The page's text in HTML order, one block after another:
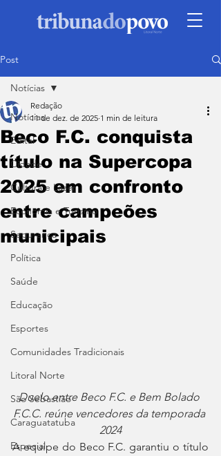
Post
Notícias
Edital
Cidade
Cultura e Lazer
Economia e Turismo
Segurança
Política
Saúde
Educação
Esportes
Comunidades Tradicionais
Litoral Norte
São Sebastião
Caraguatatuba
Especial
Notícias
Beco F.C. conquista
título na Supercopa
2025 em confronto
entre campeões
municipais
Redação
11 de dez. de 2025 1 min de leitura
Duelo entre Beco F.C. e Bem Bolado
F.C.C. reúne vencedores da temporada
2024
A equipe do Beco F.C. garantiu o título